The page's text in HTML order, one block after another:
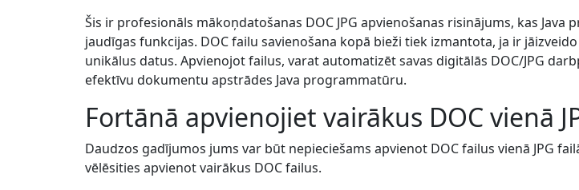
Šis ir profesionāls mākoņdatošanas DOC JPG apvienošanas risinājums, kas
jaudīgas funkcijas. DOC failu savienošana kopā bieži tiek izmantota, ja ir
unikālus datus. Apvienojot failus, varat automatizēt savas digitālās DOC/JPG
efektīvu dokumentu apstrādes Java programmatūru.
Fortānā apvienojiet vairākus DOC vienā
Daudzos gadījumos jums var būt nepieciešams apvienot DOC failus vienā JPG
vēlēsities apvienot vairākus DOC failus.